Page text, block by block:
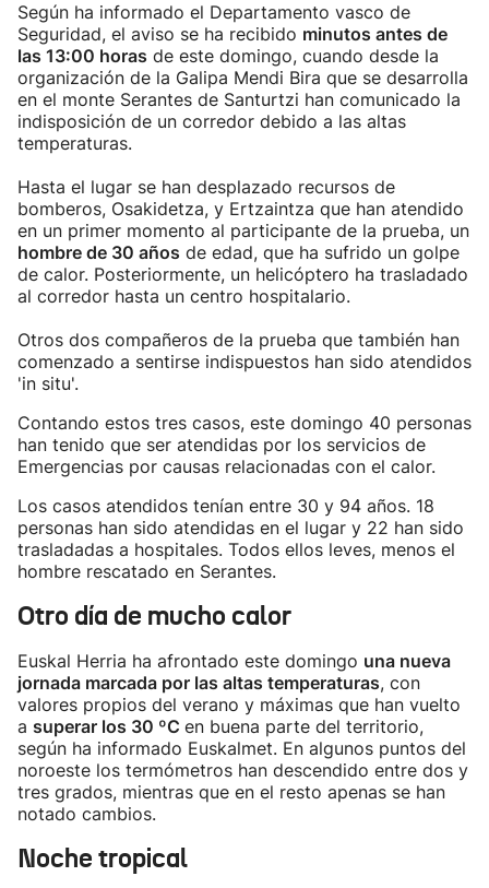
Según ha informado el Departamento vasco de
Seguridad, el aviso se ha recibido minutos antes de
las 13:00 horas de este domingo, cuando desde la
organización de la Galipa Mendi Bira que se desarrolla
en el monte Serantes de Santurtzi han comunicado la
indisposición de un corredor debido a las altas
temperaturas.
Hasta el lugar se han desplazado recursos de
bomberos, Osakidetza, y Ertzaintza que han atendido
en un primer momento al participante de la prueba, un
hombre de 30 años de edad, que ha sufrido un golpe
de calor. Posteriormente, un helicóptero ha trasladado
al corredor hasta un centro hospitalario.
Otros dos compañeros de la prueba que también han
comenzado a sentirse indispuestos han sido atendidos
'in situ'.
Contando estos tres casos, este domingo 40 personas
han tenido que ser atendidas por los servicios de
Emergencias por causas relacionadas con el calor.
Los casos atendidos tenían entre 30 y 94 años. 18
personas han sido atendidas en el lugar y 22 han sido
trasladadas a hospitales. Todos ellos leves, menos el
hombre rescatado en Serantes.
Otro día de mucho calor
Euskal Herria ha afrontado este domingo una nueva
jornada marcada por las altas temperaturas, con
valores propios del verano y máximas que han vuelto
a superar los 30 ºC en buena parte del territorio,
según ha informado Euskalmet. En algunos puntos del
noroeste los termómetros han descendido entre dos y
tres grados, mientras que en el resto apenas se han
notado cambios.
Noche tropical